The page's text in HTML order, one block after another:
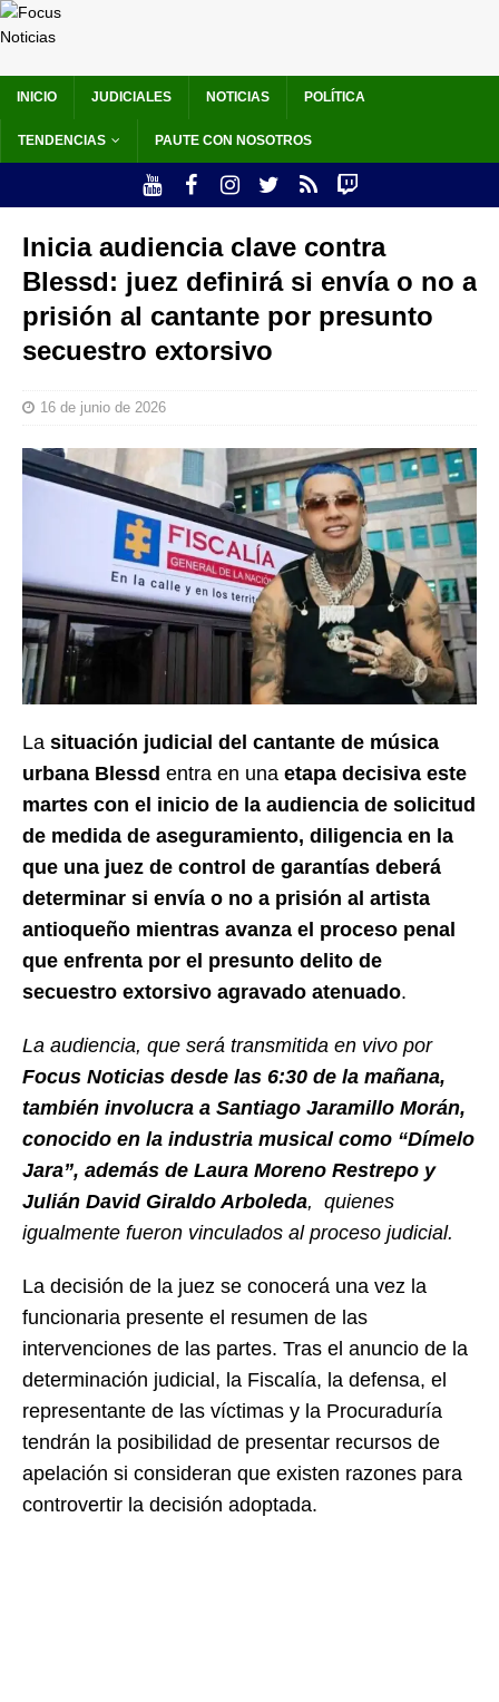
INICIO JUDICIALES NOTICIAS POLÍTICA
TENDENCIAS PAUTE CON NOSOTROS
Inicia audiencia clave contra
Blessd: juez definirá si envía o no a
prisión al cantante por presunto
secuestro extorsivo
16 de junio de 2026
La situación judicial del cantante de música
urbana Blessd entra en una etapa decisiva este
martes con el inicio de la audiencia de solicitud
de medida de aseguramiento, diligencia en la
que una juez de control de garantías deberá
determinar si envía o no a prisión al artista
antioqueño mientras avanza el proceso penal
que enfrenta por el presunto delito de
secuestro extorsivo agravado atenuado.
La audiencia, que será transmitida en vivo por
Focus Noticias desde las 6:30 de la mañana,
también involucra a Santiago Jaramillo Morán,
conocido en la industria musical como “Dímelo
Jara”, además de Laura Moreno Restrepo y
Julián David Giraldo Arboleda, quienes
igualmente fueron vinculados al proceso judicial.
La decisión de la juez se conocerá una vez la
funcionaria presente el resumen de las
intervenciones de las partes. Tras el anuncio de la
determinación judicial, la Fiscalía, la defensa, el
representante de las víctimas y la Procuraduría
tendrán la posibilidad de presentar recursos de
apelación si consideran que existen razones para
controvertir la decisión adoptada.